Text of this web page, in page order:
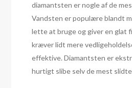
diamantsten er nogle af de
Vandsten er populære blandt
lette at bruge og giver en glat
kræver lidt mere
effektive. Diamantsten er
hurtigt slibe selv de mest